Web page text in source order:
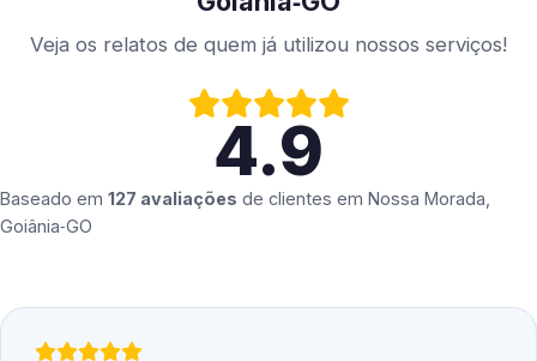
Veja os relatos de quem já utilizou nossos serviços!
4.9
Baseado em 127 avaliações de clientes em Nossa Morada,
Goiânia‑GO